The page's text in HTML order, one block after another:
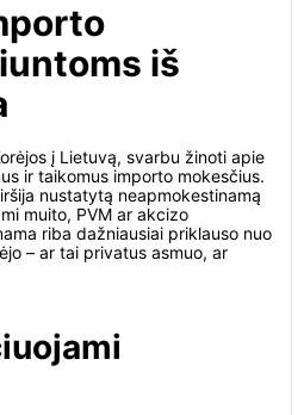
iš
į Lietuvą, svarbu žinoti apie
ir taikomus importo mokesčius.
nustatytą neapmokestinamą
muito, PVM ar akcizo
riba dažniausiai priklauso nuo
– ar tai privatus asmuo, ar